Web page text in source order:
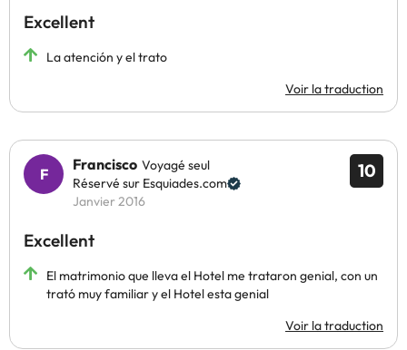
Excellent
La atención y el trato
Voir la traduction
10
Francisco Voyagé seul
Réservé sur Esquiades.com
Janvier 2016
Excellent
El matrimonio que lleva el Hotel me trataron genial, con un
trató muy familiar y el Hotel esta genial
Voir la traduction